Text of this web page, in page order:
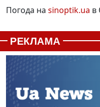
Погода на sinoptik.ua в
РЕКЛАМА